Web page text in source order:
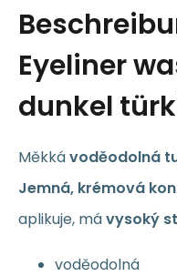
Eyeliner
dunkel
Měkkávoděodolná
Jemná, krémová
aplikuje, mávysoký
voděodolná